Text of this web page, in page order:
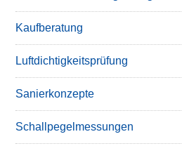
Kaufberatung
Luftdichtigkeitsprüfung
Sanierkonzepte
Schallpegelmessungen